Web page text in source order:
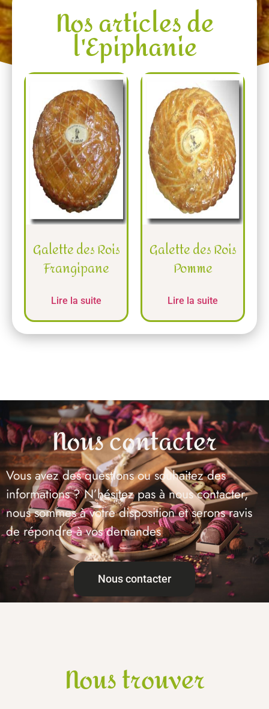
Nos articles de
l'Epiphanie
Galette des Rois
Frangipane
Lire la suite
Galette des Rois
Pomme
Lire la suite
Nous contacter
Vous avez des questions ou souhaitez des
informations ? N’hésitez pas à nous contacter,
nous sommes à votre disposition et serons ravis
de répondre à vos demandes
Nous contacter
Nous trouver